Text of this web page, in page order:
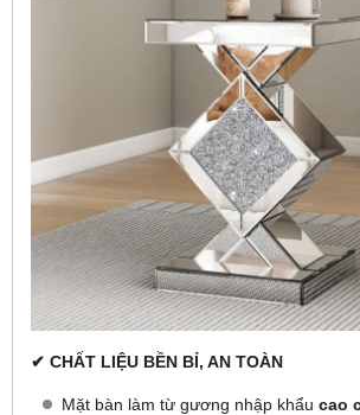
✔ CHẤT LIỆU BỀN BỈ, AN TOÀN
Mặt bàn làm từ gương nhập khẩu cao